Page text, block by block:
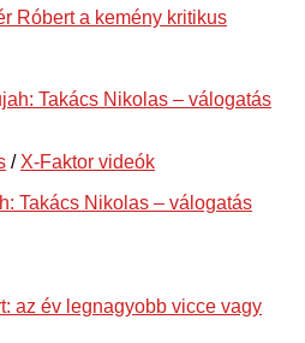
Róbert a kemény kritikus
/ X-Faktor videók
Takács Nikolas – válogatás